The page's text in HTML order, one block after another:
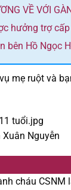
VỀ VỚI
hưởng trợ cấp
bên Hồ Ngọc
mẹ ruột và
Nguyễn
cháu CSNM